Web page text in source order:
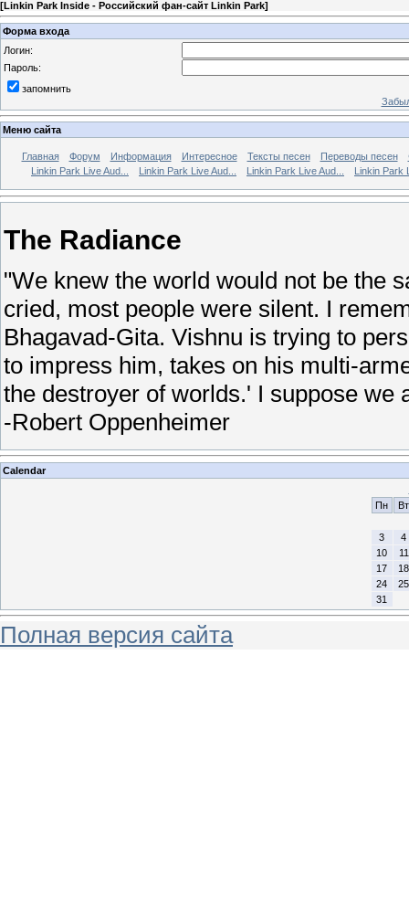
[Linkin Park Inside - Российский фан-сайт Linkin Park]
Форма входа
Логин:
Пароль:
запомнить
Меню сайта
Главная Форум Информация Интересное Тексты песен Переводы песен
Linkin Park Live Aud...
Linkin Park Live Aud... Linkin Park Live Aud... Linkin Park
The Radiance
"We knew the world would not be the
cried, most people were silent. I
Bhagavad-Gita. Vishnu is trying to
to impress him, takes on his multi-
the destroyer of worlds.' I suppose we
-Robert Oppenheimer
Calendar
Пн
Вт
3
4
10
11
17
18
24
25
31
Полная версия сайта